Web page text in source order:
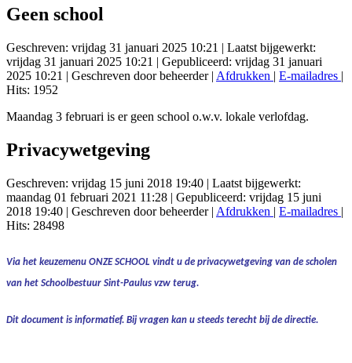
Geen school
Geschreven: vrijdag 31 januari 2025 10:21 | Laatst bijgewerkt:
vrijdag 31 januari 2025 10:21 | Gepubliceerd: vrijdag 31 januari
2025 10:21 | Geschreven door beheerder| Afdrukken | E-mailadres |
Hits: 1952
Maandag 3 februari is er geen school o.w.v. lokale verlofdag.
Privacywetgeving
Geschreven: vrijdag 15 juni 2018 19:40 | Laatst bijgewerkt:
maandag 01 februari 2021 11:28 | Gepubliceerd: vrijdag 15 juni
2018 19:40 | Geschreven door beheerder| Afdrukken | E-mailadres |
Hits: 28498
Via het keuzemenu ONZE SCHOOL vindt u de privacywetgeving van de scholen
van het Schoolbestuur Sint-Paulus vzw terug.
Dit document is informatief. Bij vragen kan u steeds terecht bij de directie.